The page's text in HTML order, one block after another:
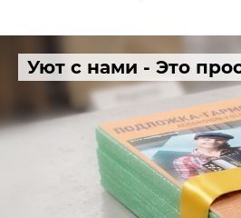
Уют с нами - Это